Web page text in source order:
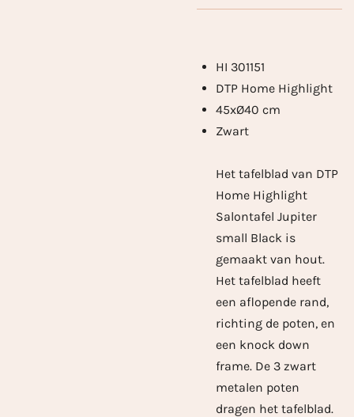
HI 301151
DTP Home Highlight
45xØ40 cm
Zwart
Het tafelblad van DTP
Home Highlight
Salontafel Jupiter
small Black is
gemaakt van hout.
Het tafelblad heeft
een aflopende rand,
richting de poten, en
een knock down
frame. De 3 zwart
metalen poten
dragen het tafelblad.